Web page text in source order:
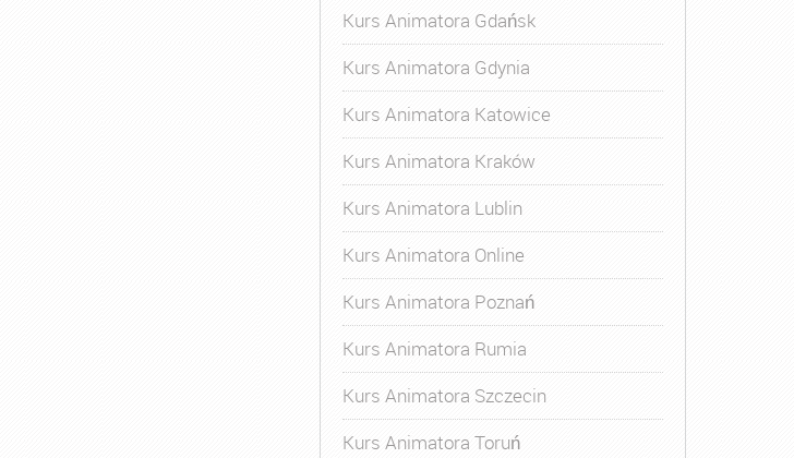
Kurs Animatora Gdańsk
Kurs Animatora Gdynia
Kurs Animatora Katowice
Kurs Animatora Kraków
Kurs Animatora Lublin
Kurs Animatora Online
Kurs Animatora Poznań
Kurs Animatora Rumia
Kurs Animatora Szczecin
Kurs Animatora Toruń